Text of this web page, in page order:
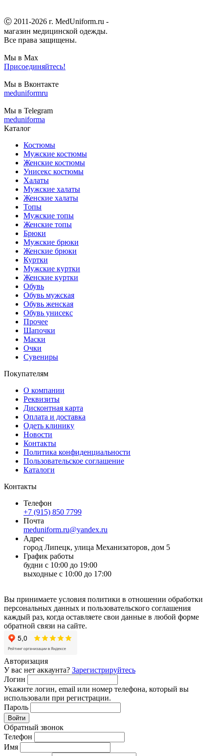
Ⓒ 2011-2026 г. MedUniform.ru -
магазин медицинской одежды.
Все права защищены.
Мы в Max
Присоединяйтесь!
Мы в Вконтакте
meduniformru
Мы в Telegram
meduniforma
Каталог
Костюмы
Мужские костюмы
Женские костюмы
Унисекс костюмы
Халаты
Мужские халаты
Женские халаты
Топы
Мужские топы
Женские топы
Брюки
Мужские брюки
Женские брюки
Куртки
Мужские куртки
Женские куртки
Обувь
Обувь мужская
Обувь женская
Обувь унисекс
Прочее
Шапочки
Маски
Очки
Сувениры
Покупателям
О компании
Реквизиты
Дисконтная карта
Оплата и доставка
Одеть клинику
Новости
Контакты
Политика конфиденциальности
Пользовательское соглашение
Каталоги
Контакты
Телефон
+7 (915) 850 7799
Почта
meduniform.ru@yandex.ru
Адрес
город Липецк, улица Механизаторов, дом 5
График работы
будни с 10:00 до 19:00
выходные с 10:00 до 17:00
Вы принимаете условия политики в отношении обработки
персональных данных и пользовательского соглашения
каждый раз, когда оставляете свои данные в любой форме
обратной связи на сайте.
Авторизация
У вас нет аккаунта? Зарегистрируйтесь
Логин
Укажите логин, email или номер телефона, который вы
использовали при регистрации.
Пароль
Войти
Обратный звонок
Телефон
Имя